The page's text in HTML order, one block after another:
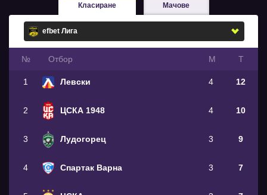
Класиране Мачове
№ Oтбор М Т
1 Левски 4 12
2 ЦСКА 1948 4 10
3 Лудогорец 3 9
4 Спартак Варна 3 7